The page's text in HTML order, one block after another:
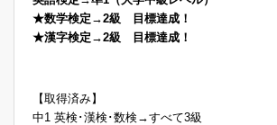
★数学検定→2級 目標達成！
★漢字検定→2級 目標達成！
【取得済み】
中1 英検･漢検･数検→すべて3級